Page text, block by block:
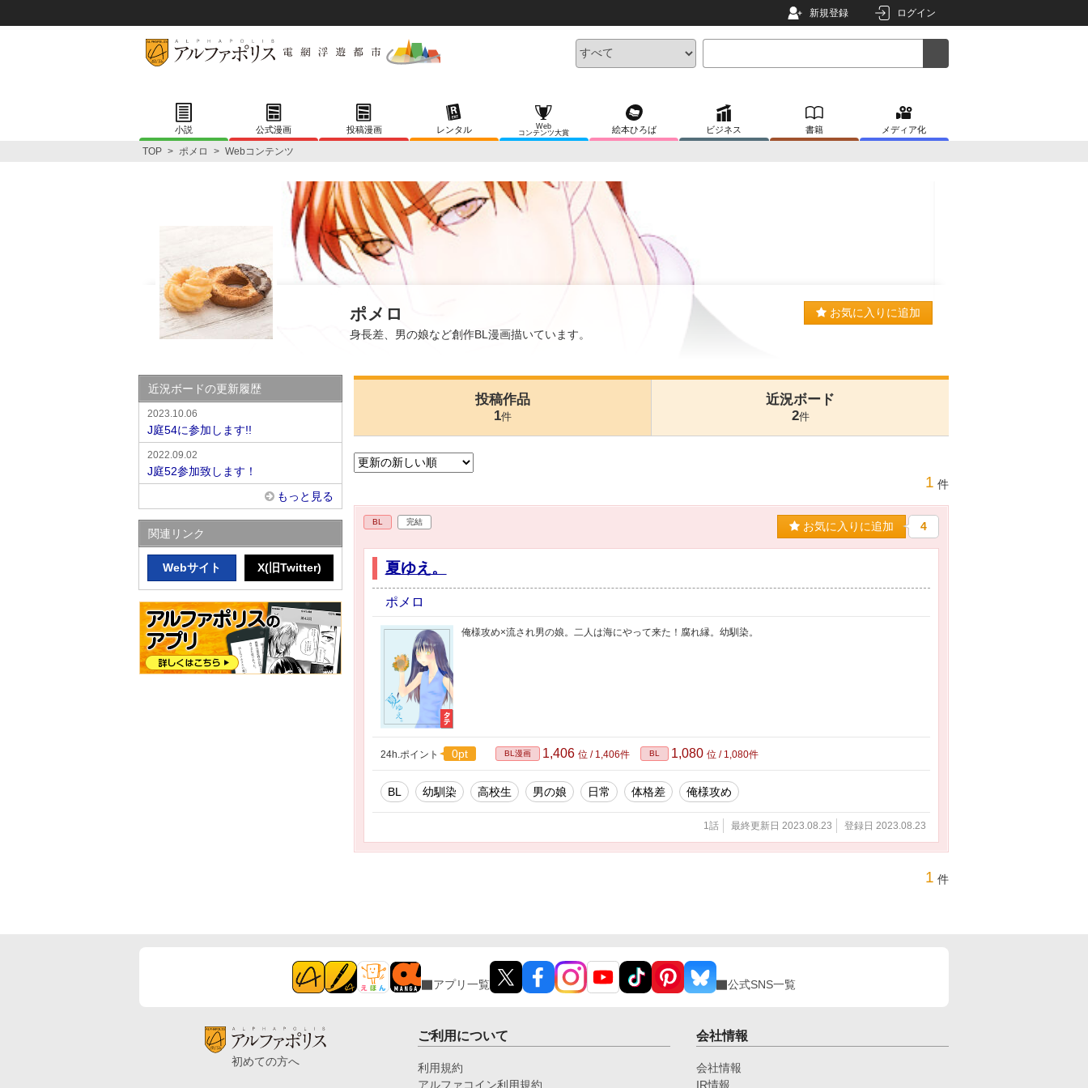
新規登録 ログイン
小説 公式漫画 投稿漫画 レンタル
Web
コンテンツ大賞
絵本ひろば ビジネス 書籍 メディア化
TOP > ポメロ > Webコンテンツ
ポメロ
身長差、男の娘など創作BL漫画描いています。
お気に入りに追加
投稿作品
1件
近況ボード
2件
1 件
BL 完結 お気に入りに追加 4
夏ゆえ。
ポメロ
俺様攻め×流され男の娘。二人は海にやって来た！腐れ縁。幼馴染。
24h.ポイント 0pt BL漫画 1,406 位 / 1,406件 BL 1,080 位 / 1,080件
BL 幼馴染 高校生 男の娘 日常 体格差 俺様攻め
1話 最終更新日 2023.08.23 登録日 2023.08.23
1 件
近況ボードの更新履歴
2023.10.06
J庭54に参加します!!
2022.09.02
J庭52参加致します！
もっと見る
関連リンク
Webサイト X(旧Twitter)
アプリ一覧 公式SNS一覧
初めての方へ
ご利用について
利用規約
アルファコイン利用規約
会社情報
会社情報
IR情報